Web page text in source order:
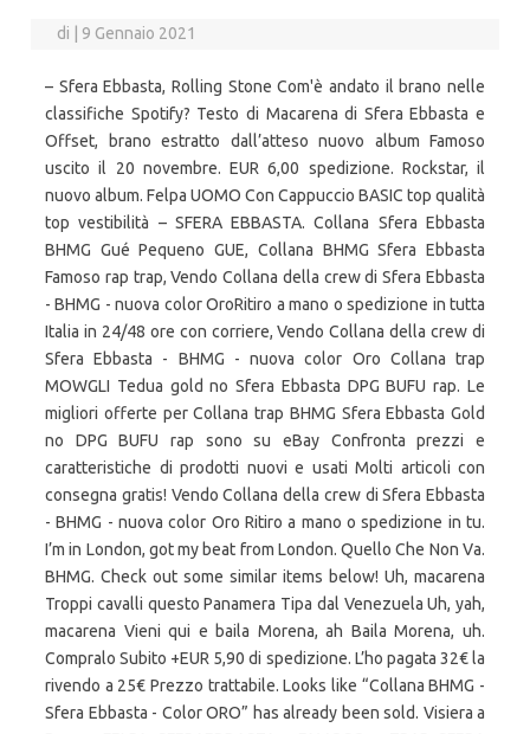
di 9 Gennaio 2021
– Sfera Ebbasta, Rolling Stone Com'è andato il brano nelle
classifiche Spotify? Testo di Macarena di Sfera Ebbasta e
Offset, brano estratto dall’atteso nuovo album Famoso
uscito il 20 novembre. EUR 6,00 spedizione. Rockstar, il
nuovo album. Felpa UOMO Con Cappuccio BASIC top qualità
top vestibilità – SFERA EBBASTA. Collana Sfera Ebbasta
BHMG Gué Pequeno GUE, Collana BHMG Sfera Ebbasta
Famoso rap trap, Vendo Collana della crew di Sfera Ebbasta
- BHMG - nuova color OroRitiro a mano o spedizione in tutta
Italia in 24/48 ore con corriere, Vendo Collana della crew di
Sfera Ebbasta - BHMG - nuova color Oro Collana trap
MOWGLI Tedua gold no Sfera Ebbasta DPG BUFU rap. Le
migliori offerte per Collana trap BHMG Sfera Ebbasta Gold
no DPG BUFU rap sono su eBay Confronta prezzi e
caratteristiche di prodotti nuovi e usati Molti articoli con
consegna gratis! Vendo Collana della crew di Sfera Ebbasta
- BHMG - nuova color Oro Ritiro a mano o spedizione in tu.
I’m in London, got my beat from London. Quello Che Non Va.
BHMG. Check out some similar items below! Uh, macarena
Troppi cavalli questo Panamera Tipa dal Venezuela Uh, yah,
macarena Vieni qui e baila Morena, ah Baila Morena, uh.
Compralo Subito +EUR 5,90 di spedizione. L’ho pagata 32€ la
rivendo a 25€ Prezzo trattabile. Looks like “Collana BHMG -
Sfera Ebbasta - Color ORO” has already been sold. Visiera a